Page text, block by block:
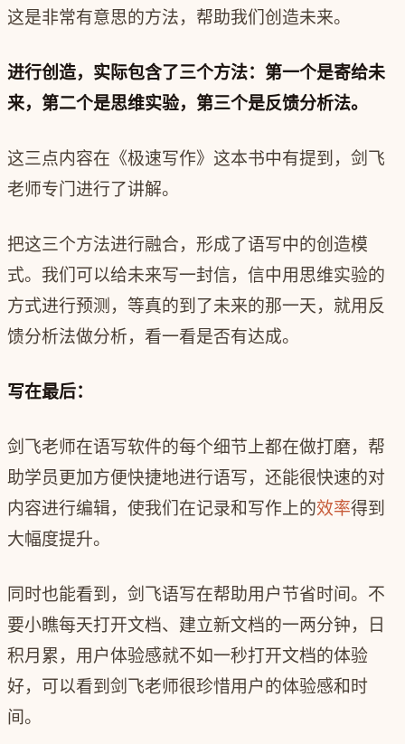
这是非常有意思的方法，帮助我们创造未来。
进行创造，实际包含了三个方法：第一个是寄给未
来，第二个是思维实验，第三个是反馈分析法。
这三点内容在《极速写作》这本书中有提到，剑飞
老师专门进行了讲解。
把这三个方法进行融合，形成了语写中的创造模
式。我们可以给未来写一封信，信中用思维实验的
方式进行预测，等真的到了未来的那一天，就用反
馈分析法做分析，看一看是否有达成。
写在最后：
剑飞老师在语写软件的每个细节上都在做打磨，帮
助学员更加方便快捷地进行语写，还能很快速的对
内容进行编辑，使我们在记录和写作上的效率得到
大幅度提升。
同时也能看到，剑飞语写在帮助用户节省时间。不
要小瞧每天打开文档、建立新文档的一两分钟，日
积月累，用户体验感就不如一秒打开文档的体验
好，可以看到剑飞老师很珍惜用户的体验感和时
间。